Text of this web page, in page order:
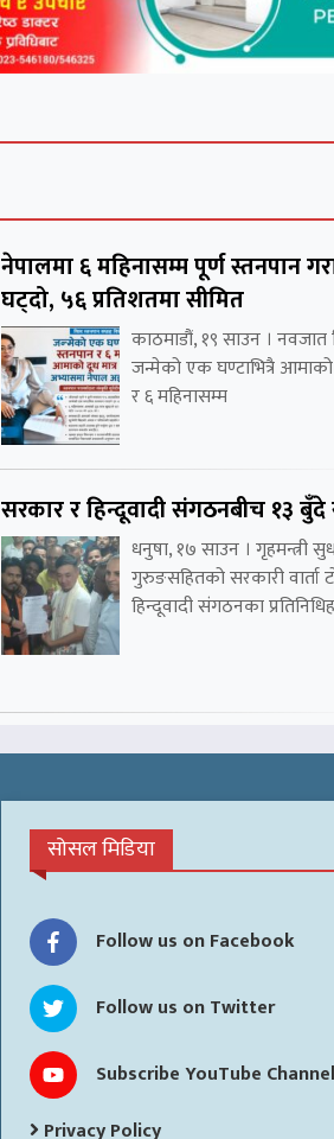
नेपालमा ६ महिनासम्म पूर्ण स्तनपान
घट्दो, ५६ प्रतिशतमा सीमित
काठमाडौं, १९ साउन ।
जन्मेको एक घण्टाभित्रै
र ६ महिनासम्म
सरकार र हिन्दूवादी संगठनबीच १३
धनुषा, १७ साउन । गृहमन्त्री
गुरुङसहितको सरकारी वार्ता
हिन्दूवादी संगठनका
सोसल मिडिया
Follow us on Facebook
Follow us on Twitter
Subscribe YouTube Channel
Privacy Policy